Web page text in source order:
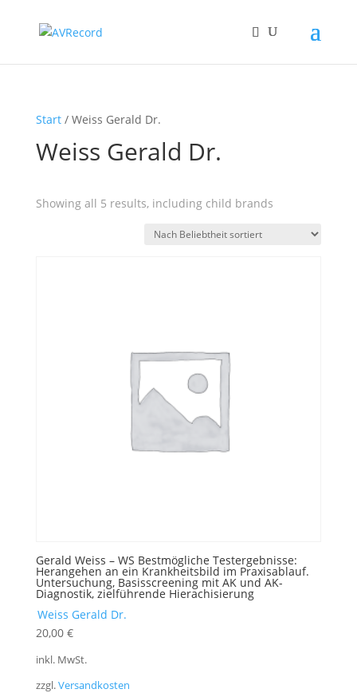
Start/ Weiss Gerald Dr.
Weiss Gerald Dr.
Showing all 5 results, including child brands
Gerald Weiss – WS Bestmögliche Testergebnisse:
Herangehen an ein Krankheitsbild im Praxisablauf.
Untersuchung, Basisscreening mit AK und AK-
Diagnostik, zielführende Hierachisierung
Weiss Gerald Dr.
20,00 €
inkl. MwSt.
zzgl.Versandkosten